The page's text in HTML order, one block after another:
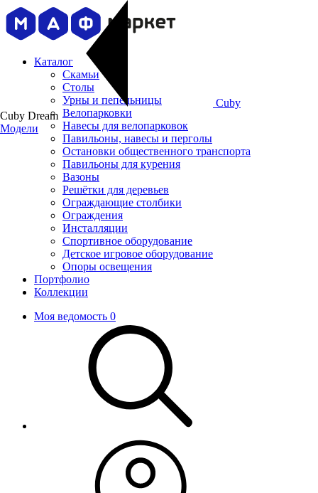
Каталог
Скамьи
Столы
Урны и пепельницы
Велопарковки
Навесы для велопарковок
Павильоны, навесы и перголы
Остановки общественного транспорта
Павильоны для курения
Вазоны
Решётки для деревьев
Ограждающие столбики
Ограждения
Инсталляции
Cпортивное оборудование
Детское игровое оборудование
Опоры освещения
Портфолио
Коллекции
Моя ведомость 0
Cuby
Cuby Dream
Модели